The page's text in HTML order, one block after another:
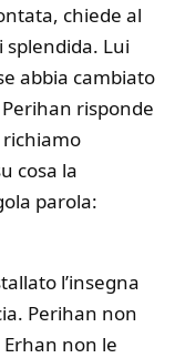
chiede al
splendida. Lui
abbia cambiato
risponde
richiamo
cosa la
parola:
l’insegna
Perihan non
non le